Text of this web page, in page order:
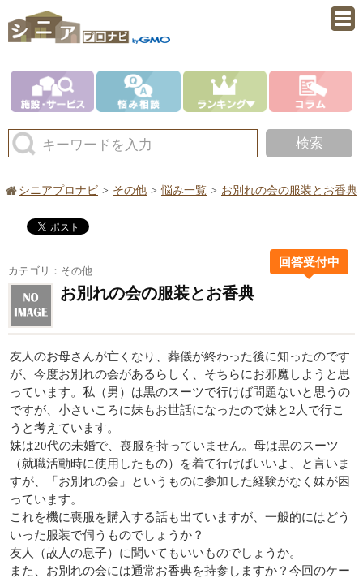
キーワードを入力 検索
シニアプロナビ その他 悩み一覧 お別れの会の服装とお香典
カテゴリ：その他
回答受付中
お別れの会の服装とお香典
友人のお母さんが亡くなり、葬儀が終わった後に知ったのです
が、今度お別れの会があるらしく、そちらにお邪魔しようと思
っています。私（男）は黒のスーツで行けば問題ないと思うの
ですが、小さいころに妹もお世話になったので妹と2人で行こ
うと考えています。
妹は20代の未婚で、喪服を持っていません。母は黒のスーツ
（就職活動時に使用したもの）を着て行けばいいよ、と言いま
すが、「お別れの会」というものに参加した経験がなく妹が困
っています。
これを機に喪服を購入する話も出ていますが、一般的にはどう
いった服装で伺うものでしょうか？
友人（故人の息子）に聞いてもいいものでしょうか。
また、お別れの会には通常お香典を持参しますか？今回のケー